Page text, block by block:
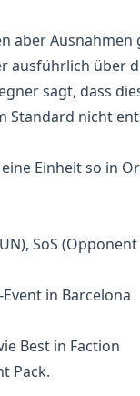
aber
über
sagt, dass
Standard nicht
Einheit so in
SoS
in Barcelona
Best in Faction
Pack.